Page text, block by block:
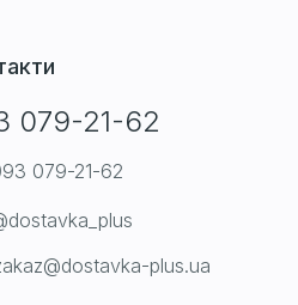
079-21-62
079-21-62
plus.ua